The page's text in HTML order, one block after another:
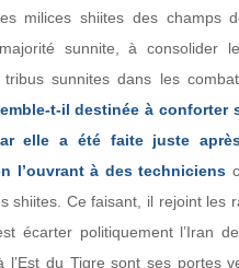
milices shiites des champs
sunnite, à consolider
sunnites dans les
t-il destinée à
elle a été faite juste
l’ouvrant à des techniciens
shiites. Ce faisant, il rejoint les
écarter politiquement l’Iran
l’Est du Tigre sont ses portes